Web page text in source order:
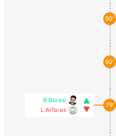
90’
90’
B.Borasi
L.Arfaras
79’